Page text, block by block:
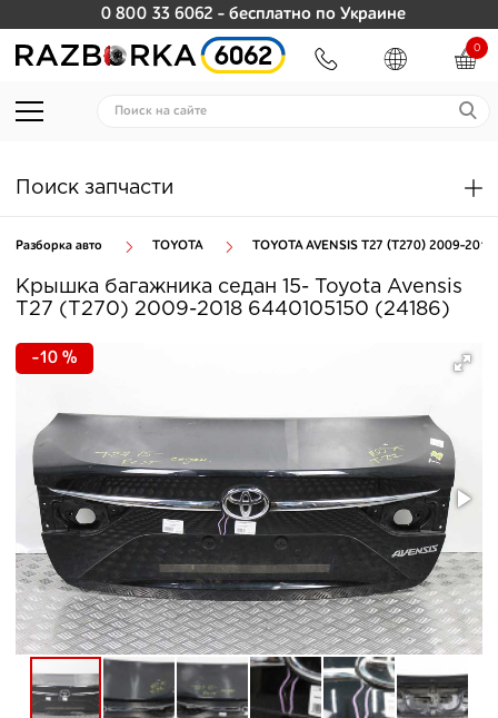
0 800 33 6062 - бесплатно по Украине
0
Поиск запчасти
Разборка авто TOYOTA TOYOTA AVENSIS T27 (T270) 2009-2018
Крышка багажника седан 15- Toyota Avensis
T27 (T270) 2009-2018 6440105150 (24186)
-10 %